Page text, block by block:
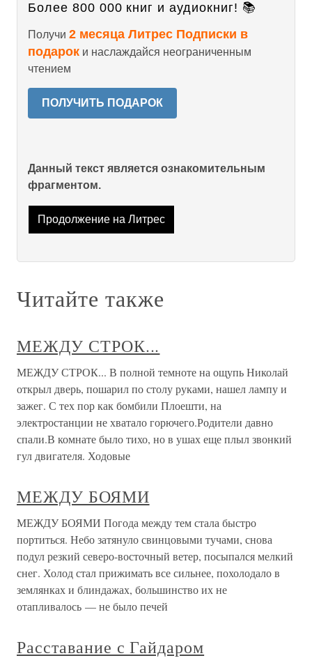
Более 800 000 книг и аудиокниг! 📚
Получи 2 месяца Литрес Подписки в
подарок и наслаждайся неограниченным
чтением
ПОЛУЧИТЬ ПОДАРОК
Данный текст является ознакомительным
фрагментом.
Продолжение на Литрес
Читайте также
МЕЖДУ СТРОК...
МЕЖДУ СТРОК... В полной темноте на ощупь Николай
открыл дверь, пошарил по столу руками, нашел лампу и
зажег. С тех пор как бомбили Плоешти, на
электростанции не хватало горючего.Родители давно
спали.В комнате было тихо, но в ушах еще плыл звонкий
гул двигателя. Ходовые
МЕЖДУ БОЯМИ
МЕЖДУ БОЯМИ Погода между тем стала быстро
портиться. Небо затянуло свинцовыми тучами, снова
подул резкий северо-восточный ветер, посыпался мелкий
снег. Холод стал прижимать все сильнее, похолодало в
землянках и блиндажах, большинство их не
отапливалось — не было печей
Расставание с Гайдаром